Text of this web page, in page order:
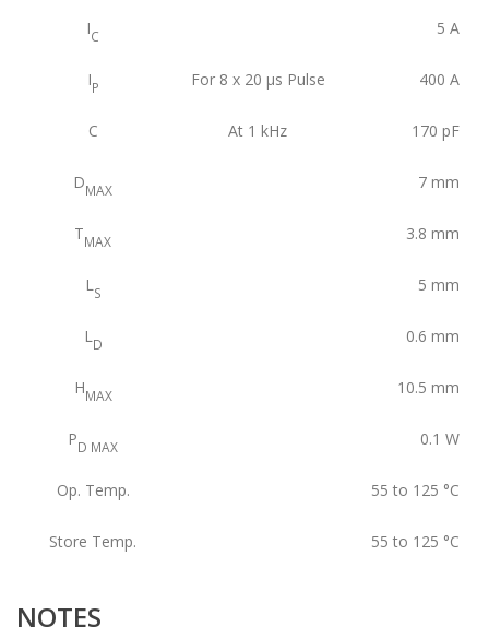
IC 5 A
IP For 8 x 20 μs Pulse 400 A
C At 1 kHz 170 pF
DMAX 7 mm
TMAX 3.8 mm
LS 5 mm
LD 0.6 mm
HMAX 10.5 mm
PD MAX 0.1 W
Op. Temp. 55 to 125 °C
Store Temp. 55 to 125 °C
NOTES